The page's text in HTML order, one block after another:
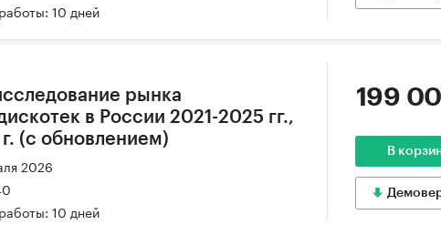
10 дней
рынка
в России 2021-2025 гг.,
(с обновлением)
2026
10 дней
199
В